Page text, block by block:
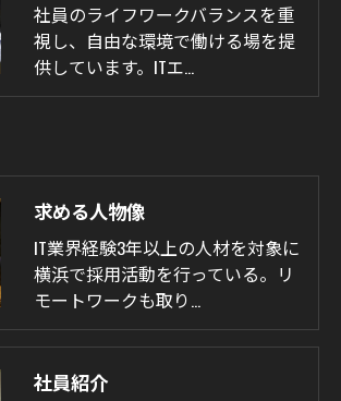
社員のライフワークバランスを重
視し、自由な環境で働ける場を提
供しています。ITエ…
求める人物像
IT業界経験3年以上の人材を対象に
横浜で採用活動を行っている。リ
モートワークも取り…
社員紹介